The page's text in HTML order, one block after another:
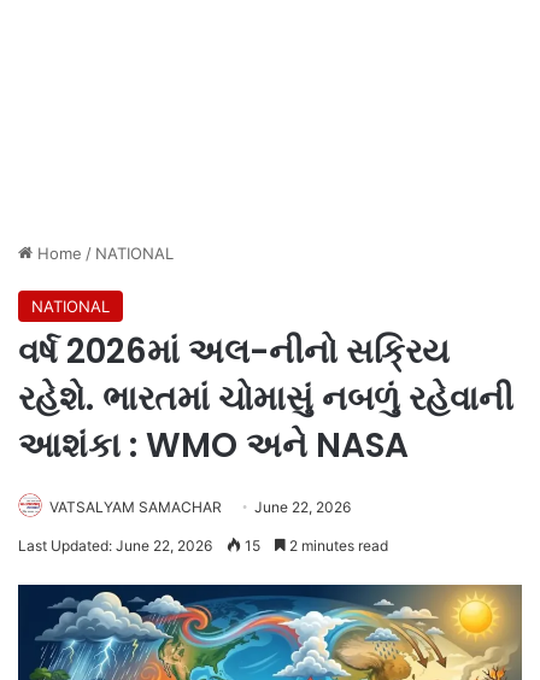
Home / NATIONAL
NATIONAL
વર્ષ 2026માં અલ-નીનો સક્રિય
રહેશે. ભારતમાં ચોમાસું નબળું રહેવાની
આશંકા : WMO અને NASA
VATSALYAM SAMACHAR June 22, 2026
Last Updated: June 22, 2026 15 2 minutes read